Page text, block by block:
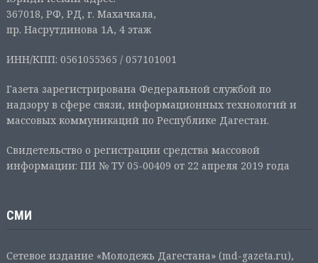
367018, РФ, РД, г. Махачкала,
пр. Насрутдинова 1А, 4 этаж
ИНН/КПП: 0561055365 / 057101001
Газета зарегистрирована Федеральной службой по
надзору в сфере связи, информационных технологий и
массовых коммуникаций по Республике Дагестан.
Свидетельство о регистрации средства массовой
информации: ПИ № ТУ 05-00409 от 22 апреля 2019 года
СМИ
Сетевое издание «Молодежь Дагестана» (md-gazeta.ru),